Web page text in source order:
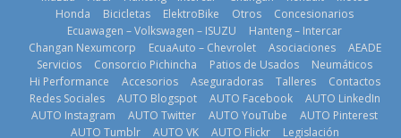
4 de agosto de
2026
3 de agosto de
2026
Honda
Bicicletas ElektroBike Otros
Concesionarios
Ecuawagen – Volkswagen – ISUZU
Hanteng – Intercar
Changan Nexumcorp
EcuaAuto – Chevrolet Asociaciones
AEADE
Servicios
Consorcio Pichincha Patios de Usados
Neumáticos
Hi Performance
Accesorios Aseguradoras Talleres
Contactos
Redes Sociales
AUTO Blogspot AUTO Facebook
AUTO LinkedIn
AUTO Instagram
AUTO Twitter AUTO YouTube
AUTO Pinterest
AUTO Tumblr
AUTO VK AUTO Flickr Legislación